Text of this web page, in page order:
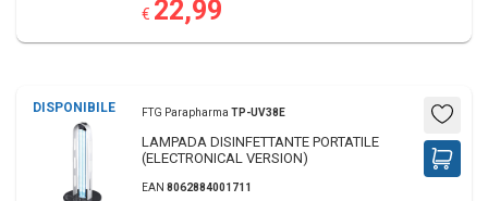
€ 22,99
DISPONIBILE FTG Parapharma TP-UV38E
LAMPADA DISINFETTANTE PORTATILE
(ELECTRONICAL VERSION)
EAN 8062884001711